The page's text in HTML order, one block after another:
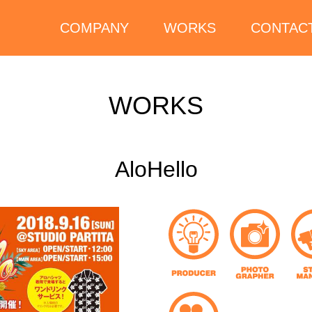
COMPANY WORKS
WORKS
AloHello